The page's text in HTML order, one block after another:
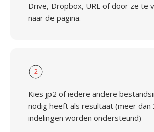
Drive, Dropbox, URL of door ze te
naar de pagina.
2
Kies jp2 of iedere andere
nodig heeft als resultaat (meer dan
indelingen worden ondersteund)